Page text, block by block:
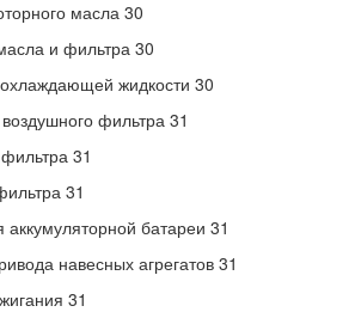
масла 30
и фильтра 30
жидкости 30
фильтра 31
31
31
аккумуляторной батареи 31
навесных агрегатов 31
31